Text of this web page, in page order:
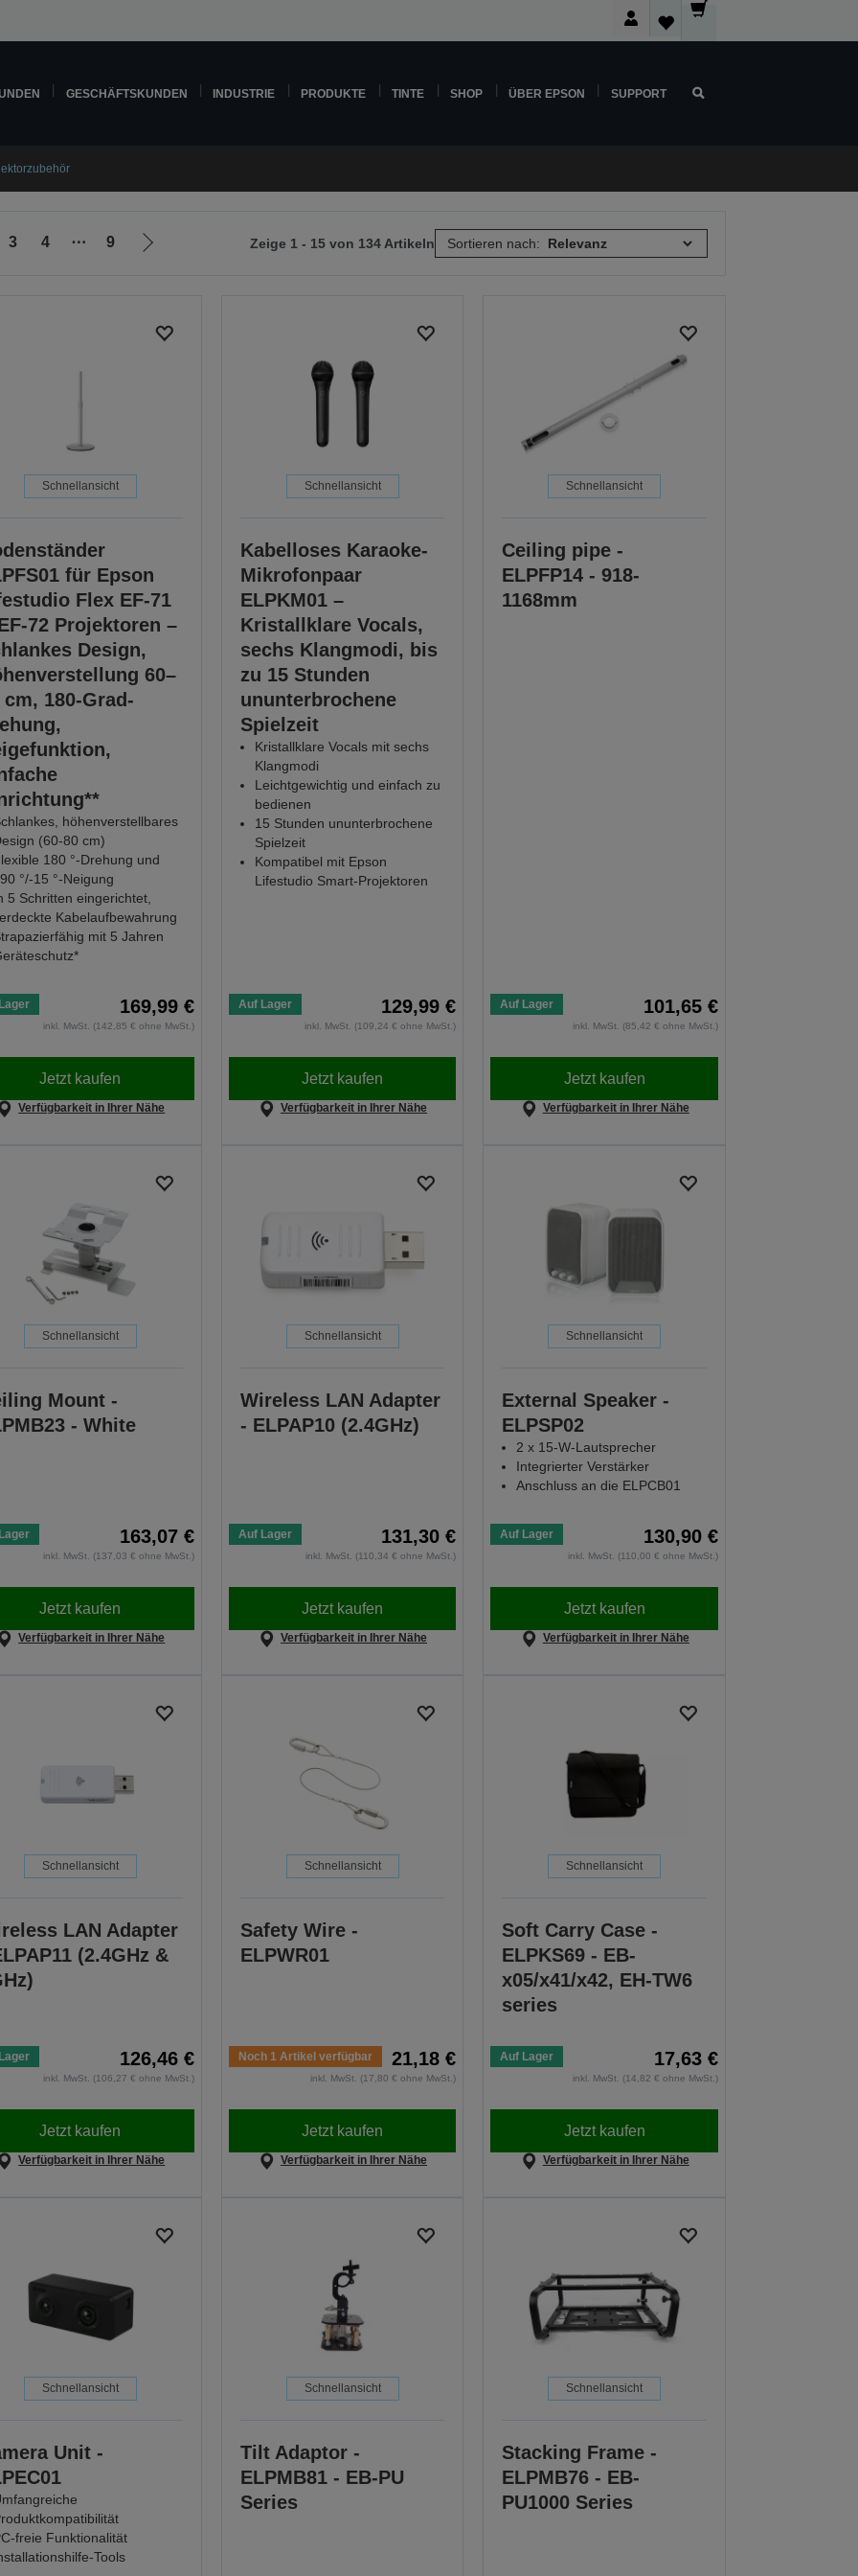
GESCHÄFTSKUNDEN INDUSTRIE PRODUKTE TINTE SHOP ÜBER EPSON SUPPORT
3 4 ⋯ 9
Zur
Zeige 1 - 15 von 134 Artikeln Sortieren nach:
Schnellansicht
für Epson
Flex EF-71
72 Projektoren –
Design,
60–
cm, 180-Grad-
höhenverstellbares
(60-80 cm)
180 °-Drehung und
°/-15 °-Neigung
5 Schritten eingerichtet,
Kabelaufbewahrung
mit 5 Jahren
169,99 €
inkl. MwSt. (142,85 € ohne MwSt.)
Jetzt kaufen
Verfügbarkeit in Ihrer Nähe
Schnellansicht
Kabelloses Karaoke-
Mikrofonpaar
ELPKM01 –
Kristallklare Vocals,
sechs Klangmodi, bis
zu 15 Stunden
ununterbrochene
Spielzeit
Kristallklare Vocals mit sechs
Klangmodi
Leichtgewichtig und einfach zu
bedienen
15 Stunden ununterbrochene
Spielzeit
Kompatibel mit Epson
Lifestudio Smart-Projektoren
Auf Lager 129,99 €
inkl. MwSt. (109,24 € ohne MwSt.)
Jetzt kaufen
Verfügbarkeit in Ihrer Nähe
Schnellansicht
Ceiling pipe -
ELPFP14 - 918-
1168mm
Auf Lager 101,65 €
inkl. MwSt. (85,42 € ohne MwSt.)
Jetzt kaufen
Verfügbarkeit in Ihrer Nähe
Schnellansicht
Mount -
- White
163,07 €
inkl. MwSt. (137,03 € ohne MwSt.)
Jetzt kaufen
Verfügbarkeit in Ihrer Nähe
Schnellansicht
Wireless LAN Adapter
- ELPAP10 (2.4GHz)
Auf Lager 131,30 €
inkl. MwSt. (110,34 € ohne MwSt.)
Jetzt kaufen
Verfügbarkeit in Ihrer Nähe
Schnellansicht
External Speaker -
ELPSP02
2 x 15-W-Lautsprecher
Integrierter Verstärker
Anschluss an die ELPCB01
Auf Lager 130,90 €
inkl. MwSt. (110,00 € ohne MwSt.)
Jetzt kaufen
Verfügbarkeit in Ihrer Nähe
Schnellansicht
LAN Adapter
(2.4GHz &
126,46 €
inkl. MwSt. (106,27 € ohne MwSt.)
Jetzt kaufen
Verfügbarkeit in Ihrer Nähe
Schnellansicht
Safety Wire -
ELPWR01
Noch 1 Artikel verfügbar 21,18 €
inkl. MwSt. (17,80 € ohne MwSt.)
Jetzt kaufen
Verfügbarkeit in Ihrer Nähe
Schnellansicht
Soft Carry Case -
ELPKS69 - EB-
x05/x41/x42, EH-TW6
series
Auf Lager 17,63 €
inkl. MwSt. (14,82 € ohne MwSt.)
Jetzt kaufen
Verfügbarkeit in Ihrer Nähe
Schnellansicht
Unit -
freie Funktionalität
Tools
Schnellansicht
Tilt Adaptor -
ELPMB81 - EB-PU
Series
Schnellansicht
Stacking Frame -
ELPMB76 - EB-
PU1000 Series